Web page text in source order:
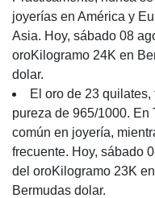
joyerías en América y
Asia. Hoy, sábado 08
oroKilogramo 24K en
dolar.
El oro de 23
pureza de 965/1000. En
común en joyería,
frecuente. Hoy, sábado
del oroKilogramo 23K
Bermudas dolar.